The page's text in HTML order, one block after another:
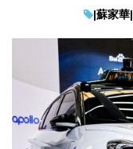
|蘇家華|